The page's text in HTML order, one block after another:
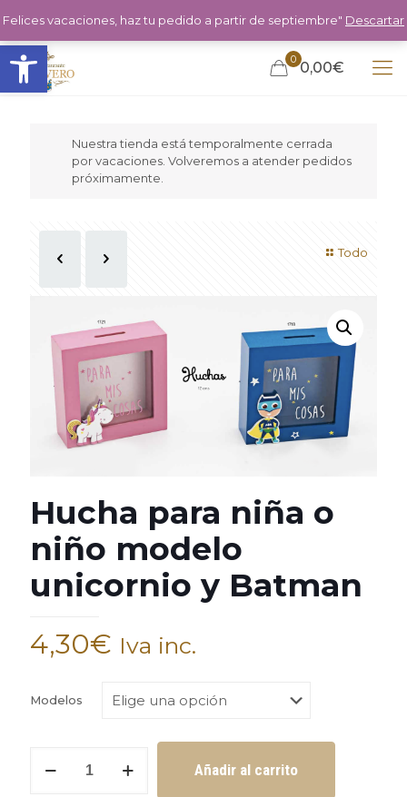
Abrir barra de herramientas 0 0,00€
Nuestra tienda está temporalmente cerrada
por vacaciones. Volveremos a atender pedidos
próximamente.
Todo
Hucha para niña o
niño modelo
unicornio y Batman
4,30€ Iva inc.
Modelos
para
Añadir al carrito
Felices vacaciones, haz tu pedido a partir de septiembre" Descartar